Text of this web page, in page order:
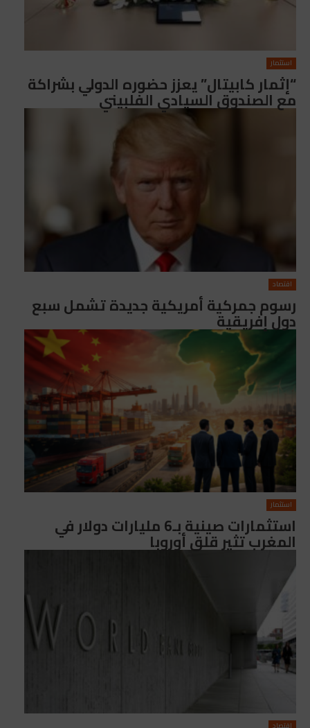
استثمار
“إثمار كابيتال” يعزز حضوره الدولي بشراكة
مع الصندوق السيادي الفلبيني
اقتصاد
رسوم جمركية أمريكية جديدة تشمل سبع
دول إفريقية
استثمار
استثمارات صينية بـ6 مليارات دولار في
المغرب تثير قلق أوروبا